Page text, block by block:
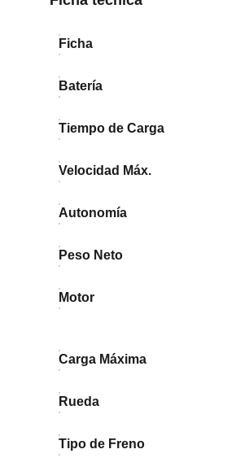
Ficha
Batería
Tiempo de Carga
Velocidad Máx.
Autonomía
Peso Neto
Motor
Carga Máxima
Rueda
Tipo de Freno